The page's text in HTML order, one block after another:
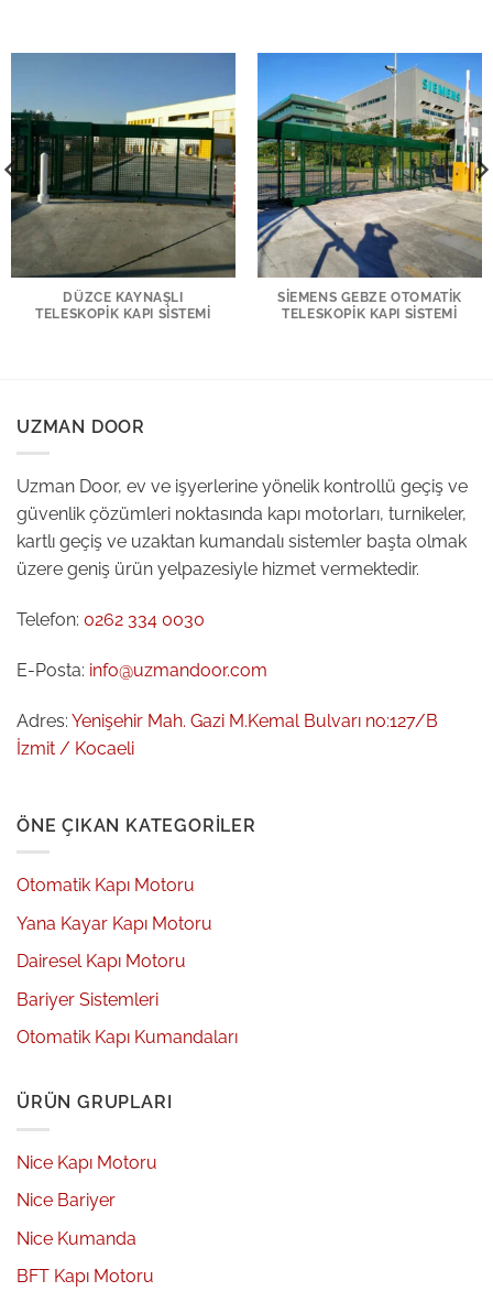
DÜZCE KAYNAŞLI
TELESKOPIK KAPI SISTEMI
SIEMENS GEBZE OTOMATIK
TELESKOPIK KAPI SISTEMI
UZMAN DOOR
Uzman Door, ev ve işyerlerine yönelik kontrollü geçiş ve
güvenlik çözümleri noktasında kapı motorları, turnikeler,
kartlı geçiş ve uzaktan kumandalı sistemler başta olmak
üzere geniş ürün yelpazesiyle hizmet vermektedir.
Telefon: 0262 334 0030
E-Posta: info@uzmandoor.com
Adres: Yenişehir Mah. Gazi M.Kemal Bulvarı no:127/B
İzmit / Kocaeli
ÖNE ÇIKAN KATEGORILER
Otomatik Kapı Motoru
Yana Kayar Kapı Motoru
Dairesel Kapı Motoru
Bariyer Sistemleri
Otomatik Kapı Kumandaları
ÜRÜN GRUPLARI
Nice Kapı Motoru
Nice Bariyer
Nice Kumanda
BFT Kapı Motoru